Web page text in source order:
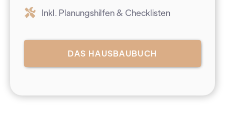
Inkl. Planungshilfen & Checklisten
DAS HAUSBAUBUCH